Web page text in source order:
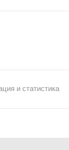
и статистика